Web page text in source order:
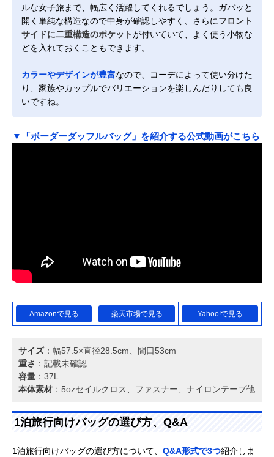
ルな女子旅まで、幅広く活躍してくれるでしょう。ガバッと
開く単純な構造なので中身が確認しやすく、さらにフロント
サイドに二重構造のポケットが付いていて、よく使う小物な
どを入れておくこともできます。
カラーやデザインが豊富なので、コーデによって使い分けた
り、家族やカップルでバリエーションを楽しんだりしても良
いですね。
▼「ボーダーダッフルバッグ」を紹介する公式動画がこちら
Amazonで見る 楽天市場で見る Yahoo!で見る
サイズ：幅57.5×直径28.5cm、間口53cm
重さ ：記載未確認
容量 ：37L
本体素材 ：5ozセイルクロス、ファスナー、ナイロンテープ他
1泊旅行向けバッグの選び方、Q&A
1泊旅行向けバッグの選び方について、 Q&A形式で3つ紹介しま